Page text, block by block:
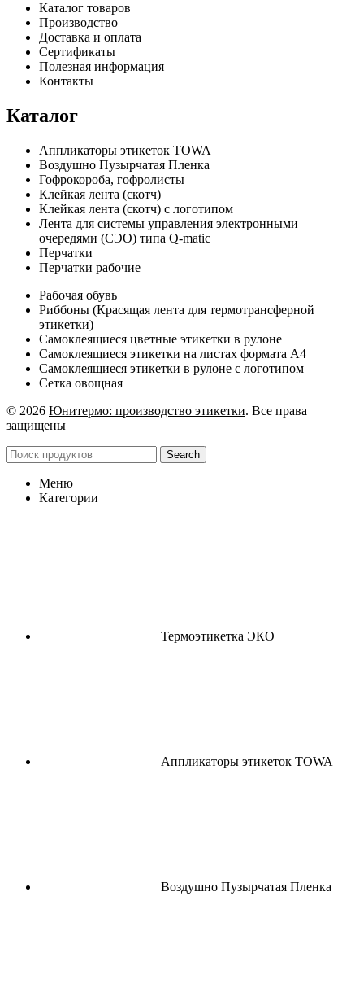
Каталог товаров
Производство
Доставка и оплата
Сертификаты
Полезная информация
Контакты
Каталог
Аппликаторы этикеток TOWA
Воздушно Пузырчатая Пленка
Гофрокороба, гофролисты
Клейкая лента (скотч)
Клейкая лента (скотч) с логотипом
Лента для системы управления электронными
очередями (СЭО) типа Q-matic
Перчатки
Перчатки рабочие
Рабочая обувь
Риббоны (Красящая лента для термотрансферной
этикетки)
Самоклеящиеся цветные этикетки в рулоне
Самоклеящиеся этикетки на листах формата А4
Самоклеящиеся этикетки в рулоне с логотипом
Сетка овощная
© 2026 Юнитермо: производство этикетки. Все права
защищены
Search
Меню
Категории
Термоэтикетка ЭКО
Аппликаторы этикеток TOWA
Воздушно Пузырчатая Пленка